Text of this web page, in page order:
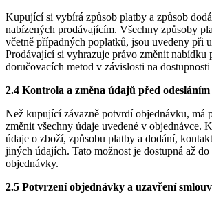
Kupující si vybírá způsob platby a způsob
nabízených prodávajícím. Všechny způsoby
včetně případných poplatků, jsou uvedeny při
Prodávající si vyhrazuje právo změnit nabídku
doručovacích metod v závislosti na dostupnosti
2.4 Kontrola a změna údajů před
Než kupující závazně potvrdí objednávku, má
změnit všechny údaje uvedené v objednávce.
údaje o zboží, způsobu platby a dodání,
jiných údajích. Tato možnost je dostupná až
objednávky.
2.5 Potvrzení objednávky a uzavření